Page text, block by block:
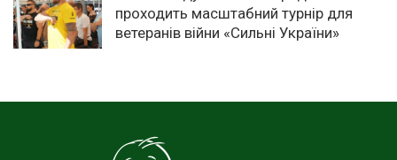
проходить масштабний турнір для
ветеранів війни «Сильні України»